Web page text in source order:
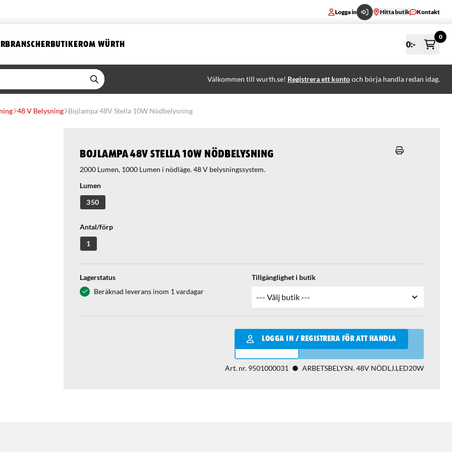
Logga in Hitta butik Kontakt
BRANSCHERBUTIKEROM WÜRTH 0:-
0
Välkommen till wurth.se! Registrera ett kontooch börja handla redan idag.
48 V Belysning Bojlampa 48V Stella 10W Nödbelysning
Bojlampa 48V Stella 10W Nödbelysning
2000 Lumen, 1000 Lumen i nödläge. 48 V belysningssystem.
Lumen
350
Antal/förp
1
Lagerstatus
Beräknad leverans inom 1 vardagar
Tillgänglighet i butik
LOGGA IN / REGISTRERA FÖR ATT HANDLA
Qantity
LÄGG I VARUKORGEN
Art. nr. 9501000031 ARBETSBELYSN. 48V NÖDLJ.LED20W